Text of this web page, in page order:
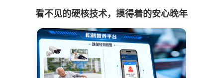
看不见的硬核技术，摸得着的安心晚年